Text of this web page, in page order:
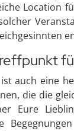
Location
auch eine
die die
Eure